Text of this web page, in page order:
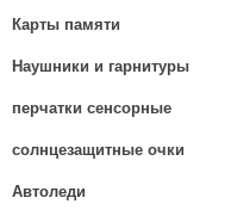
Карты памяти
Наушники и гарнитуры
перчатки сенсорные
солнцезащитные очки
Автоледи